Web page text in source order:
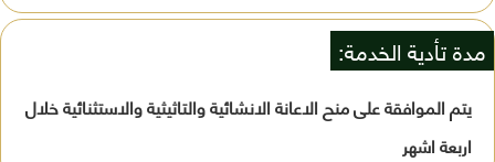
مدة تأدية الخدمة:
يتم الموافقة على منح الاعانة الانشائية والتاثيثية والاستثنائية خلال
اربعة اشهر